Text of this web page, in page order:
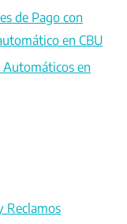
de Pago con
en CBU
en
Reclamos